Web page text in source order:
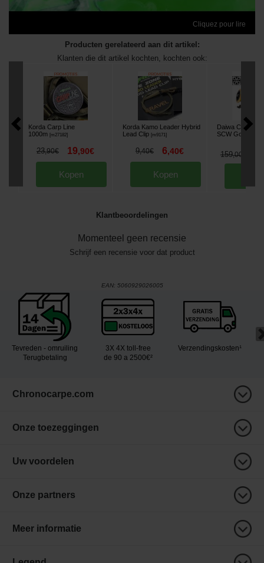
Cliquez pour lire
Producten gerelateerd aan dit artikel:
Klanten die dit artikel kochten, kochten ook:
Korda Carp Line
1000m [m27182]
23,90€ 19,90€
Kopen
Korda Kamo Leader Hybrid
Lead Clip [m9171]
9,40€ 6,40€
Kopen
Daiwa
SCW Gold
159,00
Klantbeoordelingen
Momenteel geen recensie
Schrijf een recensie voor dat product
EAN: 5060929026005
Tevreden - omruiling
Terugbetaling
3X 4X toll-free
de 90 a 2500€²
Verzendingskosten¹
Chronocarpe.com
Onze toezeggingen
Uw voordelen
Onze partners
Meer informatie